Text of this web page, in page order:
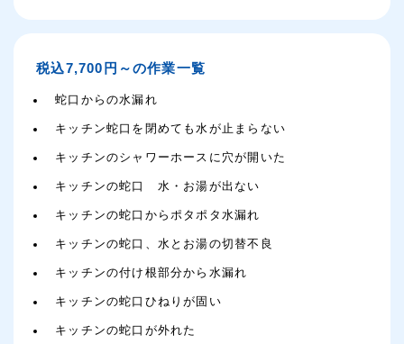
税込7,700円～の作業一覧
蛇口からの水漏れ
キッチン蛇口を閉めても水が止まらない
キッチンのシャワーホースに穴が開いた
キッチンの蛇口 水・お湯が出ない
キッチンの蛇口からポタポタ水漏れ
キッチンの蛇口、水とお湯の切替不良
キッチンの付け根部分から水漏れ
キッチンの蛇口ひねりが固い
キッチンの蛇口が外れた